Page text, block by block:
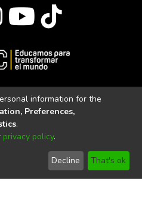
Estatal del Carchi
del Carchi | Acreditada por el
160-SE-33-CACES-2020
information for the
Preferences,
.
privacy policy.
Decline That's ok